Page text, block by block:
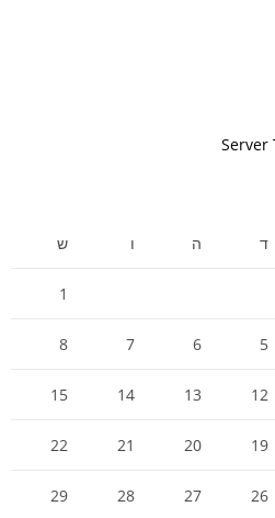
ד ה ו ש
1
5
6
7
8
12
13
14
15
19
20
21
22
26
27
28
29